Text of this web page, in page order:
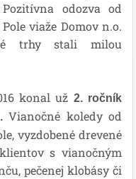
odozva od
viaže Domov n.o.
trhy stali milou
konal už 2. ročník
Vianočné koledy od
vyzdobené drevené
s vianočným
pečenej klobásy či